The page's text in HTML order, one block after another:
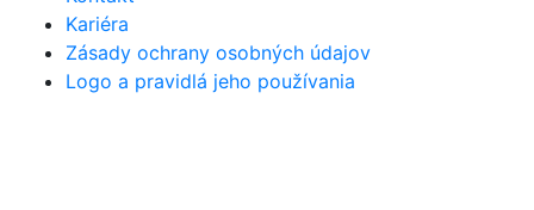
Kariéra
Zásady ochrany osobných údajov
Logo a pravidlá jeho používania